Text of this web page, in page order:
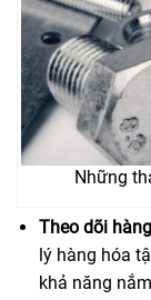
Những
Theo dõi
lý hàng hóa
khả năng